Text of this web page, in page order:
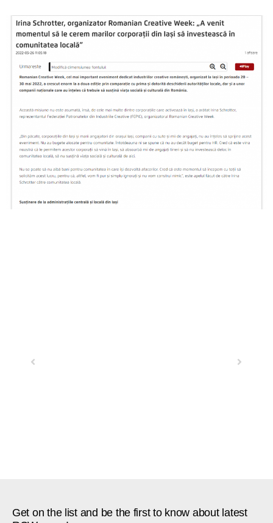
Get on the list and be the first to know about latest